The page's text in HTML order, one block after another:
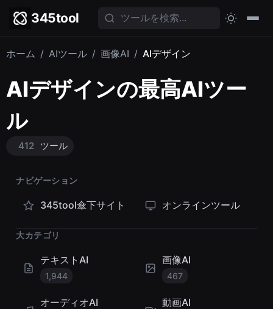
345tool
ホーム / AIツール / 画像AI / AIデザイン
AIデザインの最高AIツー
ル
412 ツール
ナビゲーション
345tool傘下サイト オンラインツール
大カテゴリ
テキストAI
1,944
画像AI
467
オーディオAI 動画AI